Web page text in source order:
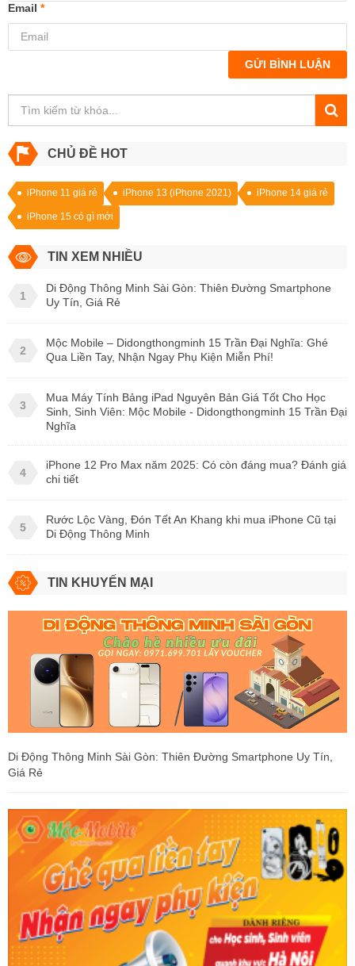
Email *
GỬI BÌNH LUẬN
CHỦ ĐỀ HOT
iPhone 11 giá rẻ iPhone 13 (iPhone 2021) iPhone 14 giá rẻ
iPhone 15 có gì mới
TIN XEM NHIỀU
1
Di Động Thông Minh Sài Gòn: Thiên Đường Smartphone
Uy Tín, Giá Rẻ
2
Mộc Mobile – Didongthongminh 15 Trần Đại Nghĩa: Ghé
Qua Liền Tay, Nhận Ngay Phụ Kiện Miễn Phí!
3
Mua Máy Tính Bảng iPad Nguyên Bản Giá Tốt Cho Học
Sinh, Sinh Viên: Mộc Mobile - Didongthongminh 15 Trần Đại
Nghĩa
4
iPhone 12 Pro Max năm 2025: Có còn đáng mua? Đánh giá
chi tiết
5
Rước Lộc Vàng, Đón Tết An Khang khi mua iPhone Cũ tại
Di Động Thông Minh
TIN KHUYẾN MẠI
Di Động Thông Minh Sài Gòn: Thiên Đường Smartphone Uy Tín,
Giá Rẻ